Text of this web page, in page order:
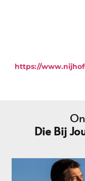
https://
Die Bij